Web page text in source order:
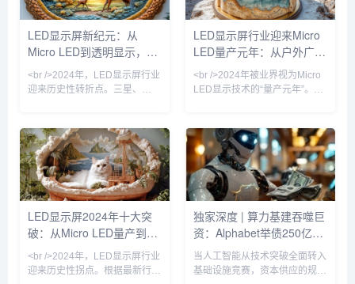
着，LED显示屏首次能在保持无
缝拼接优势的同时，实现堪比
OLED的对比度与色彩表现，且
功耗降低40%以上。行业分析师
吉尼斯世界纪录；而在好莱坞，
超过60%的绿幕影棚已替换为
LED虚拟背景墙。业内分析师指
出，LED显示屏正从“显示工具”
面积产值较五年
LED显示屏新纪元：从
Micro LED到透明显示，
2024年技术革命如何重塑
视觉产业
<br />2024年，LED显示屏行业
迎来历史性转折点。三星、
关键节点，而苹果手表率先采用
Micro LED面板的消息更让整个
产业链沸腾。据《华尔街日报》
获得的供应链数据，Micro LED
芯片成本在过去12个月中下降
了42%，远超行业年初预测的
25%。这意味着，曾经被视为
“天价”的Micro LED电视，零售
LED显示屏行业迎来Micro
LED量产元年：从户外广告
到虚拟影棚的颠覆性变革
<br />2024年被业界视为Micro
LED显示技术的“量产元年”。最
星、苹果、京东方等头部厂商的
Micro LED生产线已实现小批量
出货。与传统的LCD和OLED相
比，Micro LED在亮度、响应速
度和功耗方面具有压倒性优势，
尤其是在户外强光环境下，其亮
度可达20000nit以上，且寿命超
过100000小时。业内分析师指
LED显示屏2024年十大突
破：从Micro LED量产到AI
驱动数字户外广告的革命性
蜕变
<br />2024年，LED显示屏行业
迎来历史性拐点。根据最新行业
独家深度 | 算力基建吞噬巨
资：Alphabet举债250亿，
软银质押OpenAI股权撬动
百亿贷款
当人工智能从技术突破全面转入
基础设施竞赛，资本供应的规模